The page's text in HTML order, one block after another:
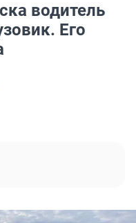
водитель
Его